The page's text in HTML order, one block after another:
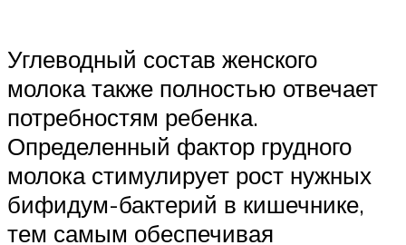
Углеводный состав женского
молока также полностью отвечает
потребностям ребенка.
Определенный фактор грудного
молока стимулирует рост нужных
бифидум-бактерий в кишечнике,
тем самым обеспечивая